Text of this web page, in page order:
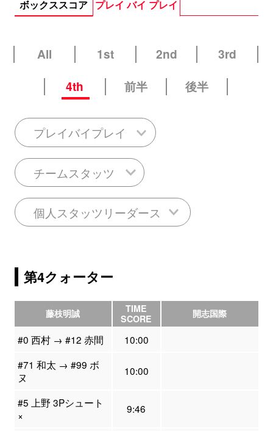
ボックススコア プレイ バイ プレイ
All 1st 2nd
3rd
4th
前半 後半
プレイバイプレイ
チームスタッツ
個人スタッツリーダース
第4クォーター
藤枝明誠
TIME
SCORE
開志国際
#0 西村 → #12 赤間
10:00
#71 和太 → #99 ボ
ヌ
10:00
#5 上野 3Pシュート
×
9:46